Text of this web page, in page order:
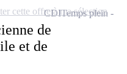
de
et de
CDITemps plein
cette offre à ma sélection